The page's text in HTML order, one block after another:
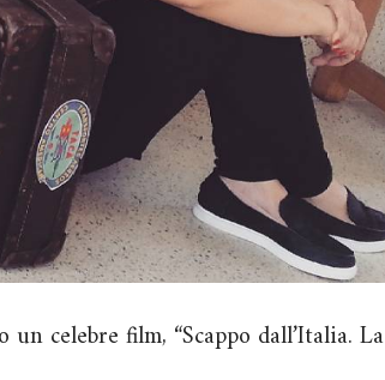
celebre film, “Scappo dall’Italia. La